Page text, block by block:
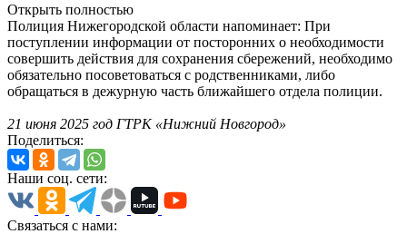
Открыть полностью
Полиция Нижегородской области напоминает: При
поступлении информации от посторонних о необходимости
совершить действия для сохранения сбережений, необходимо
обязательно посоветоваться с родственниками, либо
обращаться в дежурную часть ближайшего отдела полиции.
21 июня 2025 год ГТРК «Нижний Новгород»
Поделиться:
Наши соц. сети:
Связаться с нами: